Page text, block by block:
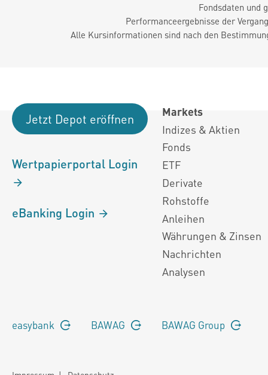
Fondsdaten und
Performanceergebnisse der
Alle Kursinformationen sind nach den
Jetzt Depot eröffnen
Wertpapierportal Login
eBanking Login
Markets
Indizes & Aktien
Fonds
ETF
Derivate
Rohstoffe
Anleihen
Währungen & Zinsen
Nachrichten
Analysen
easybank BAWAG BAWAG Group